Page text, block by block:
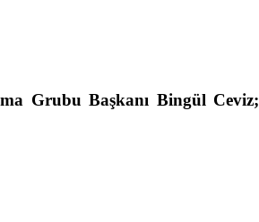
Grubu Başkanı Bingül Ceviz;